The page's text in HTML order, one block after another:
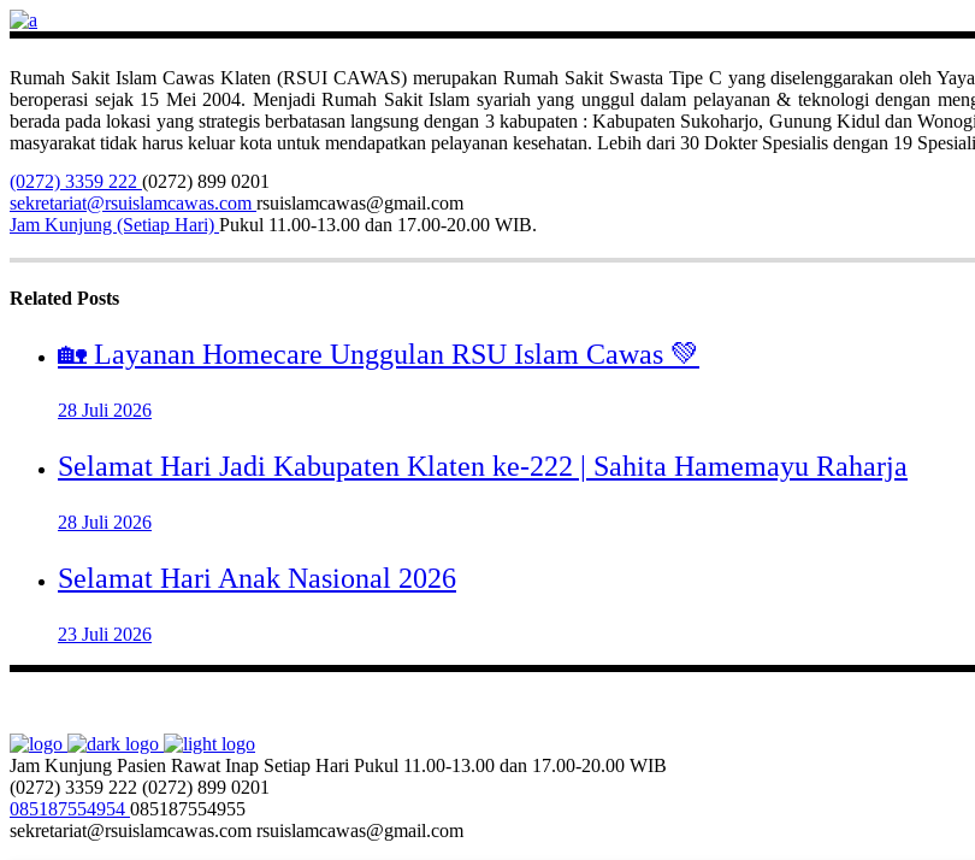
Rumah Sakit Islam Cawas Klaten (RSUI CAWAS) merupakan Rumah Sakit Swasta Tipe C yang diselenggarakan oleh
beroperasi sejak 15 Mei 2004. Menjadi Rumah Sakit Islam syariah yang unggul dalam pelayanan & teknologi dengan
berada pada lokasi yang strategis berbatasan langsung dengan 3 kabupaten : Kabupaten Sukoharjo, Gunung Kidul dan
masyarakat tidak harus keluar kota untuk mendapatkan pelayanan kesehatan. Lebih dari 30 Dokter Spesialis dengan 19
(0272) 3359 222 (0272) 899 0201
sekretariat@rsuislamcawas.com rsuislamcawas@gmail.com
Jam Kunjung (Setiap Hari) Pukul 11.00-13.00 dan 17.00-20.00 WIB.
Related Posts
🏡 Layanan Homecare Unggulan RSU Islam Cawas 💚
28 Juli 2026
Selamat Hari Jadi Kabupaten Klaten ke-222 | Sahita Hamemayu Raharja
28 Juli 2026
Selamat Hari Anak Nasional 2026
23 Juli 2026
Jam Kunjung Pasien Rawat Inap Setiap Hari Pukul 11.00-13.00 dan 17.00-20.00 WIB
(0272) 3359 222 (0272) 899 0201
085187554954 085187554955
sekretariat@rsuislamcawas.com rsuislamcawas@gmail.com